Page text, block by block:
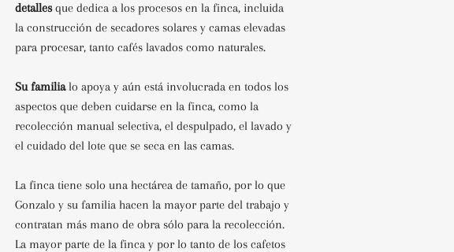
detallesque dedica a los procesos en la finca, incluida
la construcción de secadores solares y camas elevadas
para procesar, tanto cafés lavados como naturales.
Su familialo apoya y aún está involucrada en todos los
aspectos que deben cuidarse en la finca, como la
recolección manual selectiva, el despulpado, el lavado y
el cuidado del lote que se seca en las camas.
La finca tiene solo una hectárea de tamaño, por lo que
Gonzalo y su familia hacen la mayor parte del trabajo y
contratan más mano de obra sólo para la recolección.
La mayor parte de la finca y por lo tanto de los cafetos